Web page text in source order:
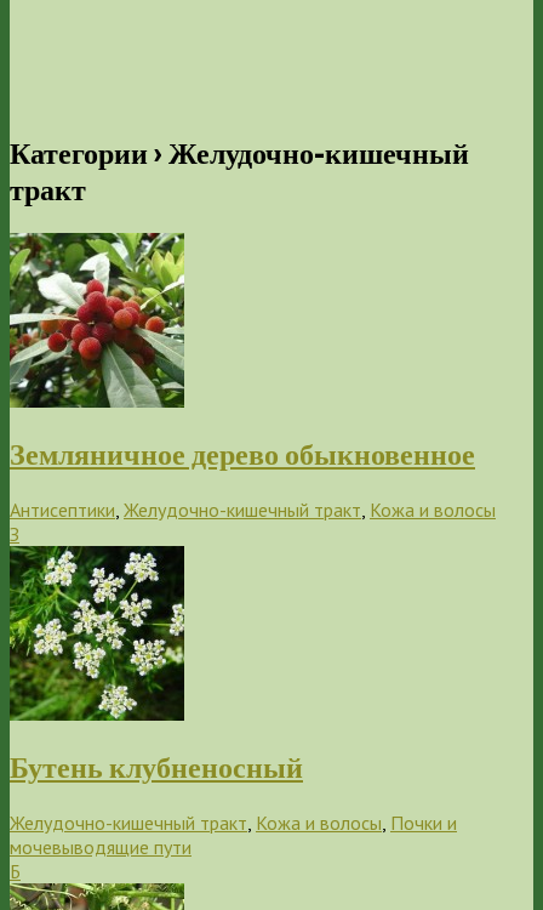
Категории › Желудочно-кишечный
тракт
Земляничное дерево обыкновенное
Антисептики, Желудочно-кишечный тракт, Кожа и волосы
З
Бутень клубненосный
Желудочно-кишечный тракт Кожа и волосы Почки и
мочевыводящие пути
Б